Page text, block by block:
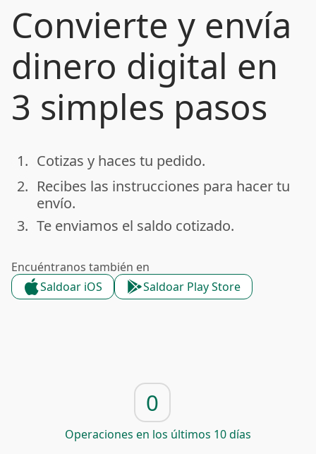
Convierte y envía
dinero digital en
3 simples pasos
done
1. Cotizas y haces tu pedido.
done
2. Recibes las instrucciones para hacer tu
envío.
done
3. Te enviamos el saldo cotizado.
Encuéntranos también en
Saldoar iOS
Saldoar Play Store
0
Operaciones en los últimos 10 días